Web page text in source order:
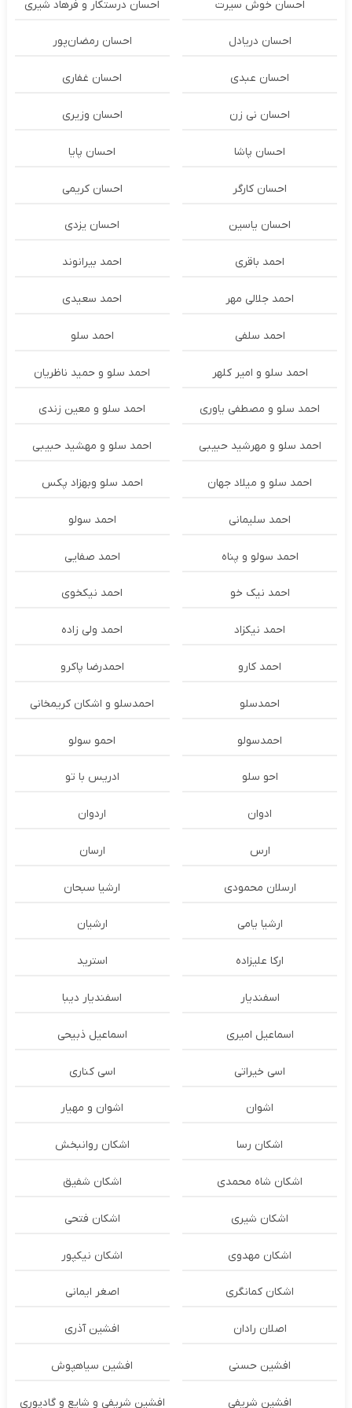
احسان خوش سیرت احسان درستكار و فرهاد شيرى
احسان دریادل احسان رمضان‌پور
احسان عبدی احسان غفاری
احسان نی زن احسان وزیری
احسان پاشا احسان پایا
احسان کارگر احسان کریمی
احسان یاسین احسان یزدی
احمد باقری احمد بیرانوند
احمد جلالی مهر احمد سعیدی
احمد سلفی احمد سلو
احمد سلو و امیر کلهر احمد سلو و حمید ناظریان
احمد سلو و مصطفی یاوری احمد سلو و معین زندی
احمد سلو و مهرشید حبیبی احمد سلو و مهشید حبیبی
احمد سلو و میلاد جهان احمد سلو وبهزاد پکس
احمد سلیمانی احمد سولو
احمد سولو و پناه احمد صفایی
احمد نیک خو احمد نیکخوی
احمد نیکزاد احمد ولی زاده
احمد کارو احمدرضا پاکرو
احمدسلو احمدسلو و اشکان کریمخانی
احمدسولو احمو سولو
احو سلو ادریس با تو
ادوان اردوان
ارس ارسان
ارسلان محمودی ارشیا سبحان
ارشیا یامی ارشیان
ارکا علیزاده استرید
اسفندیار اسفندیار دیبا
اسماعیل امیری اسماعیل ذبیحی
اسی خیراتی اسی کناری
اشوان اشوان و مهیار
اشکان رسا اشکان روانبخش
اشکان شاه محمدی اشکان شفیق
اشکان شیری اشکان فتحی
اشکان مهدوی اشکان نیکپور
اشکان‌ کمانگری اصغر ایمانی
اصلان رادان افشین آذری
افشین حسنی افشین سیاهپوش
افشین شریفی افشین شریفی و شایع و گادپوری